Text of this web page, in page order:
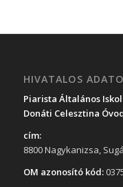
HIVATALOS
Piarista Általános
Donáti Celesztina
cím:
8800 Nagykanizsa,
OM azonosító kód: